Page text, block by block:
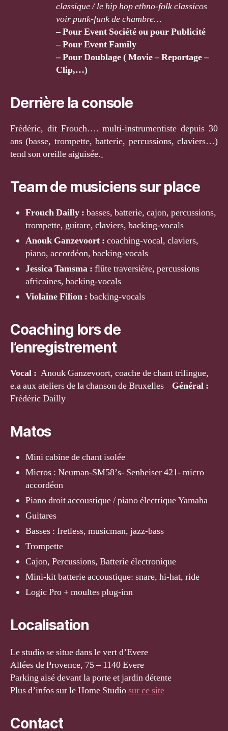
classique / le hip hop ethno-folk classicos
voirpunk-funk de chambre…
– Pour Event Société ou pour Publicité
– Pour Event Family
– Pour Doublage ( Movie – Reportage –
Clip,…)
Derrière la console
Frédéric, dit Frouch…. multi-instrumentiste depuis 30
ans (basse, trompette, batterie, percussions, claviers…)
tend son oreille aiguisée.
Team de musiciens sur place
Frouch Dailly : basses, batterie, cajon, percussions,
trompette, guitare, claviers, backing-vocals
Anouk Ganzevoort : coaching-vocal, claviers,
piano, accordéon, backing-vocals
Jessica Tamsma : flûte traversière, percussions
africaines, backing-vocals
Violaine Filion : backing-vocals
Coaching lors de
l’enregistrement
Vocal : Anouk Ganzevoort, coache de chant trilingue,
e.a aux ateliers de la chanson de Bruxelles Général :
Frédéric Dailly
Matos
Mini cabine de chant isolée
Micros : Neuman-SM58ʼs- Senheiser 421- micro
accordéon
Piano droit accoustique / piano électrique Yamaha
Guitares
Basses : fretless, musicman, jazz-bass
Trompette
Cajon, Percussions, Batterie électronique
Mini-kit batterie accoustique: snare, hi-hat, ride
Logic Pro + moultes plug-inn
Localisation
Le studio se situe dans le vert d’Evere
Allées de Provence, 75 – 1140 Evere
Parking aisé devant la porte et jardin détente
Plus d’infos sur le Home Studiosur ce site
Contact